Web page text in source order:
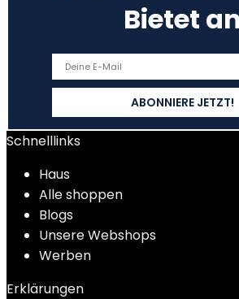
Bietet an
Schnelllinks
Haus
Alle shoppen
Blogs
Unsere Webshops
Werben
Erklärungen